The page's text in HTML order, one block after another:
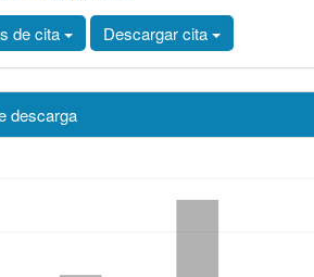
de cita
Descargar cita
descarga